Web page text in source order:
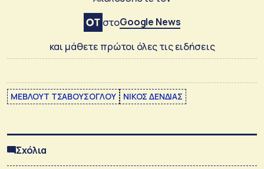
στοGoogle News
και μάθετε πρώτοι όλες τις ειδήσεις
ΜΕΒΛΟΥΤ ΤΣΑΒΟΥΣΟΓΛΟΥ ΝΙΚΟΣ ΔΕΝΔΙΑΣ
Σχόλια